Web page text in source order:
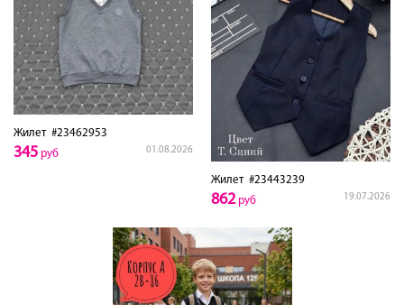
Жилет#23462953
01.08.2026
345 руб
Жилет#23443239
19.07.2026
862руб